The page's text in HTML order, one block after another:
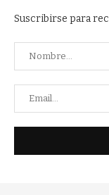
Suscribirse para